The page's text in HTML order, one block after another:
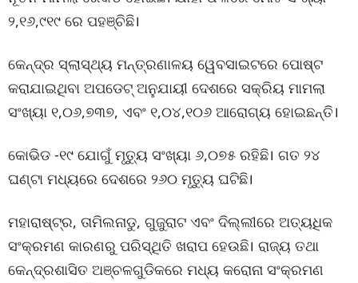
୨,୧୬,୯୧୯ ରେ ପହଞ୍ଚିଛି।
କେନ୍ଦ୍ର ସ୍ଲାସ୍ଥ୍ୟ ମନ୍ତ୍ରଣାଳୟ ୱେବସାଇଟରେ ପୋଷ୍ଟ
କରାଯାଇଥିବା ଅପଡେଟ୍ ଅନୁଯାୟୀ ଦେଶରେ ସକ୍ରିୟ ମାମଲା
ସଂଖ୍ୟା ୧,୦୬,୭୩୭, ଏବଂ ୧,୦୪,୧୦୬ ଆରୋଗ୍ୟ ହୋଇଛନ୍ତି।
କୋଭିଡ -୧୯ ଯୋଗୁଁ ମୃତ୍ୟୁ ସଂଖ୍ୟା ୬,୦୭୫ ରହିଛି। ଗତ ୨୪
ଘଣ୍ଟା ମଧ୍ୟରେ ଦେଶରେ ୨୬୦ ମୃତ୍ୟୁ ଘଟିଛି।
ମହାରାଷ୍ଟ୍ର, ତାମିଲନାଡୁ, ଗୁଜୁରାଟ ଏବଂ ଦିଲ୍ଲୀରେ ଅତ୍ୟଧିକ
ସଂକ୍ରମଣ କାରଣରୁ ପରିସ୍ଥିତି ଖରାପ ହେଉଛି। ରାଜ୍ୟ ତଥା
କେନ୍ଦ୍ରଶାସିତ ଅଞ୍ଚଳଗୁଡିକରେ ମଧ୍ୟ କରୋନା ସଂକ୍ରମଣ